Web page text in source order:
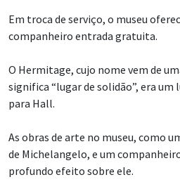
Em troca de serviço, o museu
companheiro entrada gratuita.
O Hermitage, cujo nome vem de
significa “lugar de solidão”, era
para Hall.
As obras de arte no museu, como
de Michelangelo, e um
profundo efeito sobre ele.